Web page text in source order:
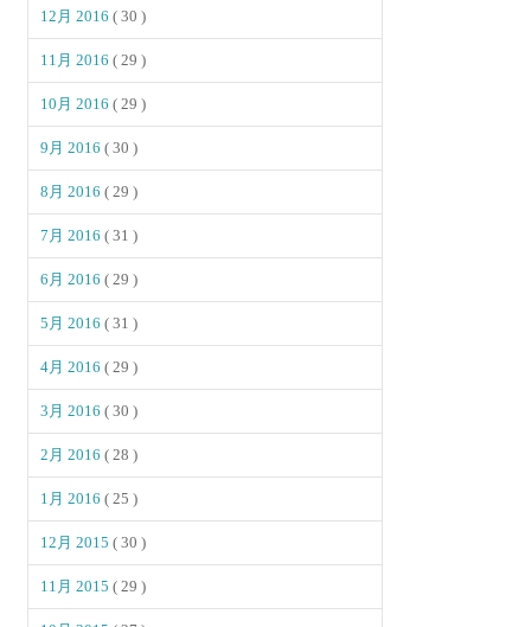
12月 2016( 30 )
11月 2016( 29 )
10月 2016( 29 )
9月 2016( 30 )
8月 2016( 29 )
7月 2016( 31 )
6月 2016( 29 )
5月 2016( 31 )
4月 2016( 29 )
3月 2016( 30 )
2月 2016( 28 )
1月 2016( 25 )
12月 2015( 30 )
11月 2015( 29 )